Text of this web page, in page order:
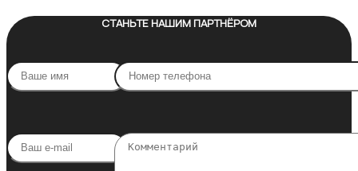
СТАНЬТЕ НАШИМ ПАРТНЁРОМ